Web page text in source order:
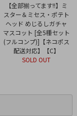
【全部揃ってます!!】ミ
スター＆ミセス・ポテト
ヘッド めじるしガチャ
マスコット [全5種セット
(フルコンプ)]【ネコポス
配送対応】【C】
SOLD OUT